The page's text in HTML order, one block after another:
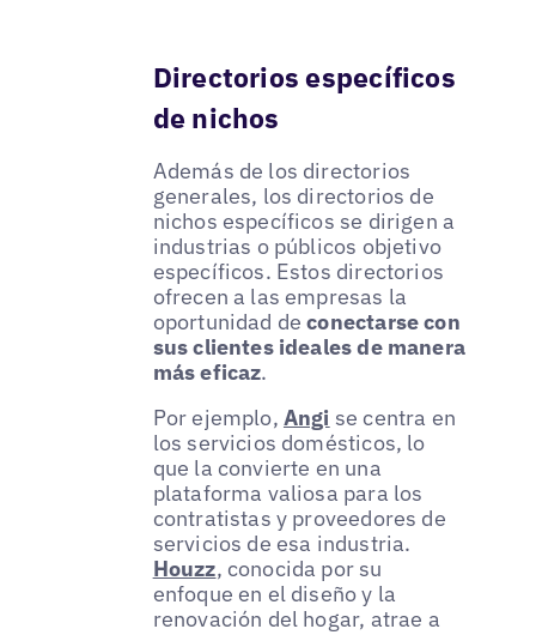
Directorios específicos
de nichos
Además de los directorios
generales, los directorios de
nichos específicos se dirigen a
industrias o públicos objetivo
específicos. Estos directorios
ofrecen a las empresas la
oportunidad deconectarse con
sus clientes ideales de manera
más eficaz.
Por ejemplo, Angi se centra en
los servicios domésticos, lo
que la convierte en una
plataforma valiosa para los
contratistas y proveedores de
servicios de esa industria.
Houzz, conocida por su
enfoque en el diseño y la
renovación del hogar, atrae a